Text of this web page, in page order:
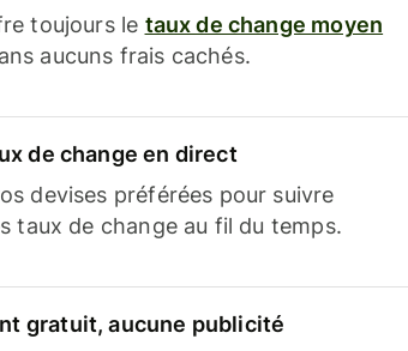
toujours le taux de change moyen
aucuns frais cachés.
de change en direct
devises préférées pour suivre
taux de change au fil du temps.
gratuit, aucune publicité